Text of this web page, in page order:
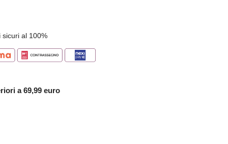
sicuri al 100%
a 69,99 euro